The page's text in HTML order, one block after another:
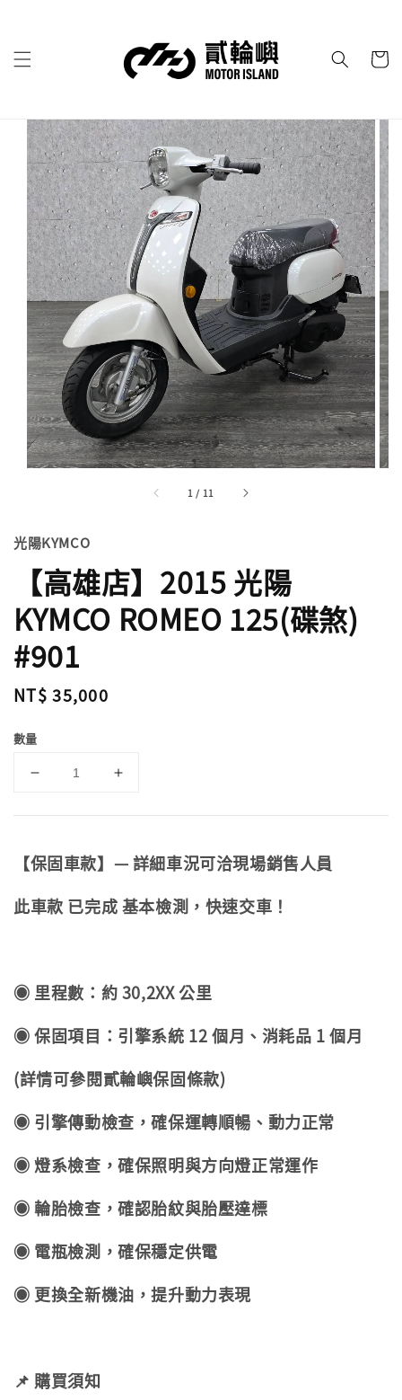
1 / 11
光陽KYMCO
【高雄店】2015 光陽
KYMCO ROMEO 125(碟煞)
#901
Regular
NT$ 35,000
數量
【保固車款】— 詳細車況可洽現場銷售人員
此車款 已完成 基本檢測，快速交車！
◉ 里程數：約 30,2XX 公里
◉ 保固項目：引擎系統 12 個月、消耗品 1 個月
(詳情可參閱貳輪嶼保固條款)
◉ 引擎傳動檢查，確保運轉順暢、動力正常
◉ 燈系檢查，確保照明與方向燈正常運作
◉ 輪胎檢查，確認胎紋與胎壓達標
◉ 電瓶檢測，確保穩定供電
◉ 更換全新機油，提升動力表現
📌 購買須知